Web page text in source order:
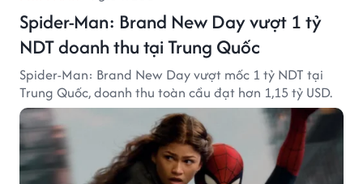
Spider-Man: Brand New Day vượt 1 tỷ
NDT doanh thu tại Trung Quốc
Spider-Man: Brand New Day vượt mốc 1 tỷ NDT tại
Trung Quốc, doanh thu toàn cầu đạt hơn 1,15 tỷ USD.